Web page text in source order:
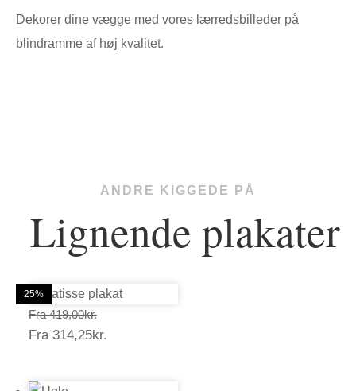
Dekorer dine vægge med vores lærredsbilleder på
blindramme af høj kvalitet.
ANDRE KIGGEDE PÅ
Lignende plakater
25%
Fra 419,00kr.Prisinterval:
419,00kr.
Fra 314,25kr.
25%
25%
25%
25%
25%